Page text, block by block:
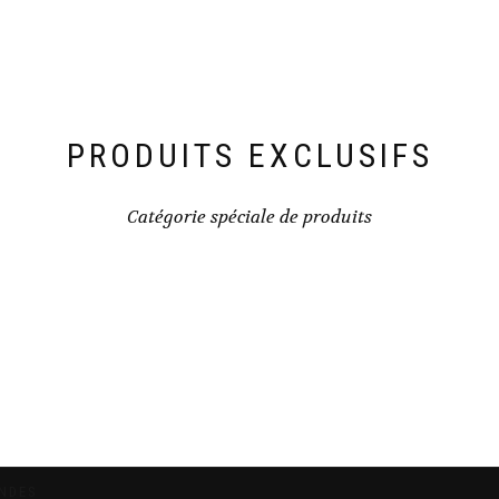
PRODUITS EXCLUSIFS
Catégorie spéciale de produits